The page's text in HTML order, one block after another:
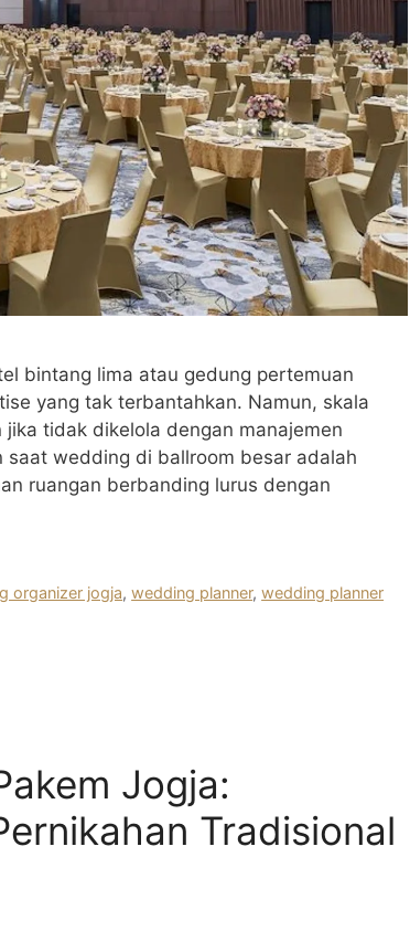
bintang lima atau gedung pertemuan
yang tak terbantahkan. Namun, skala
tidak dikelola dengan manajemen
saat wedding di ballroom besar adalah
ruangan berbanding lurus dengan
organizer jogja,wedding planner,wedding planner
Jogja:
Tradisional